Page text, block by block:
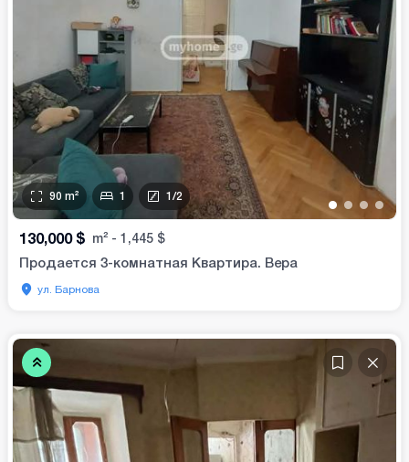
• • • •
90 m² 1 1 /2
130,000 $ m² - 1,445 $
Продается 3-комнатная Квартира. Вера
ул. Барнова